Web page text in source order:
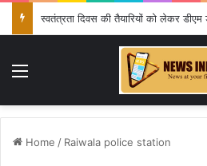
Menu
Home / Raiwala police station